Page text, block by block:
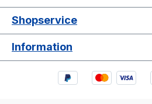
Shopservice
Information